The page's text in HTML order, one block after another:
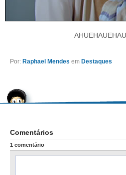
Por: Raphael Mendes em Destaques
Comentários
1 comentário